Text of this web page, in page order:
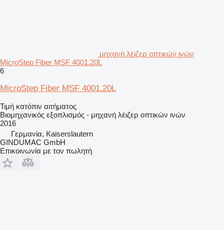
μηχανή λέιζερ οπτικών ινών
MicroStep Fiber MSF 4001.20L
6
MicroStep Fiber MSF 4001.20L
Τιμή κατόπιν αιτήματος
Βιομηχανικός εξοπλισμός - μηχανή λέιζερ οπτικών ινών
2016
Γερμανία, Kaiserslautern
GINDUMAC GmbH
Επικοινωνία με τον πωλητή